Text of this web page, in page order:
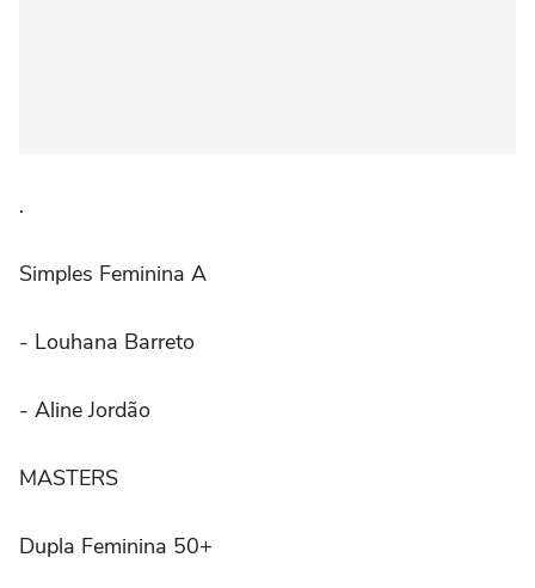
.⠀
Simples Feminina A
- Louhana Barreto
- Aline Jordão
MASTERS
Dupla Feminina 50+